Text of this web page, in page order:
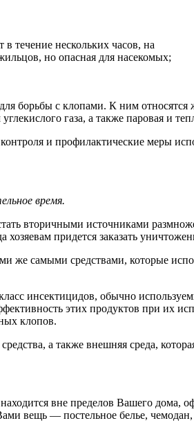
течение нескольких часов, на
но опасная для насекомых;
борьбы с клопами. К ним
газа, а также паровая и
и профилактические меры
время.
вторичными источниками
придется заказать
же самыми средствами, которые
инсектицидов, обычно
этих продуктов при их
клопов.
а также внешняя среда,
вне пределов Вашего дома,
вещь — постельное белье,